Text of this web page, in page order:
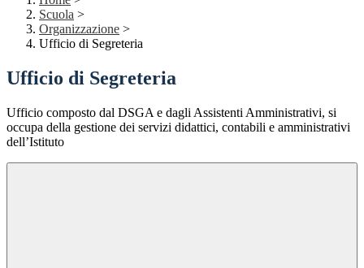
Scuola >
Organizzazione >
Ufficio di Segreteria
Ufficio di Segreteria
Ufficio composto dal DSGA e dagli Assistenti Amministrativi, si
occupa della gestione dei servizi didattici, contabili e amministrativi
dell’Istituto